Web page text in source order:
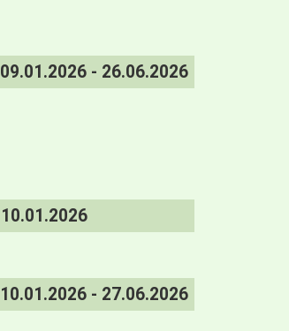
09.01.2026 - 26.06.2026
10.01.2026
10.01.2026 - 27.06.2026